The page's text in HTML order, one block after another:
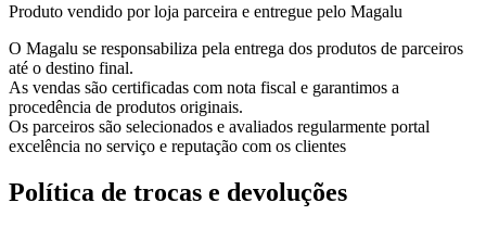
Produto vendido por loja parceira e entregue pelo Magalu
O Magalu se responsabiliza pela entrega dos produtos de parceiros
até o destino final.
As vendas são certificadas com nota fiscal e garantimos a
procedência de produtos originais.
Os parceiros são selecionados e avaliados regularmente portal
excelência no serviço e reputação com os clientes
Política de trocas e devoluções